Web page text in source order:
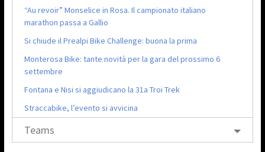
“Au revoir” Monselice in Rosa. Il campionato italiano
marathon passa a Gallio
Si chiude il Prealpi Bike Challenge: buona la prima
Monterosa Bike: tante novità per la gara del prossimo 6
settembre
Fontana e Nisi si aggiudicano la 31a Troi Trek
Straccabike, l’evento si avvicina
Teams